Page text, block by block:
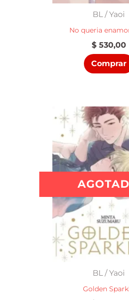
BL / Yaoi
No queria
$530,00
Comprar
BL / Yaoi
Golden